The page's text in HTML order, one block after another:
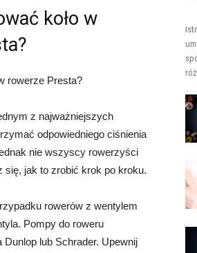
koło w
rowerze Presta?
z najważniejszych
odpowiedniego ciśnienia
nie wszyscy rowerzyści
się, jak to zrobić krok po kroku.
rowerów z wentylem
Pompy do roweru
lub Schrader. Upewnij